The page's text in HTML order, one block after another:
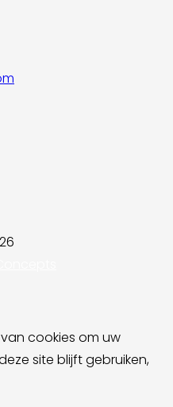
cookies om uw
site blijft gebruiken,